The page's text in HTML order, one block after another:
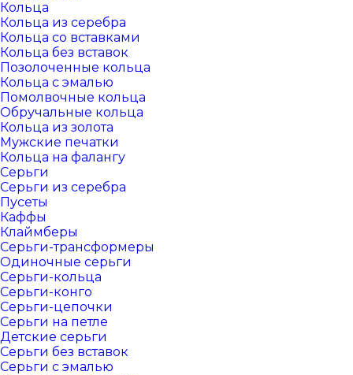
Кольца
Кольца из серебра
Кольца со вставками
Кольца без вставок
Позолоченные кольца
Кольца с эмалью
Помолвочные кольца
Обручальные кольца
Кольца из золота
Мужские печатки
Кольца на фалангу
Серьги
Серьги из серебра
Пусеты
Каффы
Клаймберы
Серьги-трансформеры
Одиночные серьги
Серьги-кольца
Серьги-конго
Серьги-цепочки
Серьги на петле
Детские серьги
Серьги без вставок
Серьги с эмалью